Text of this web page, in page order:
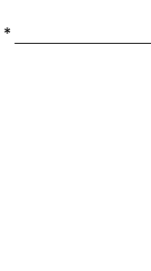
*Обязательно